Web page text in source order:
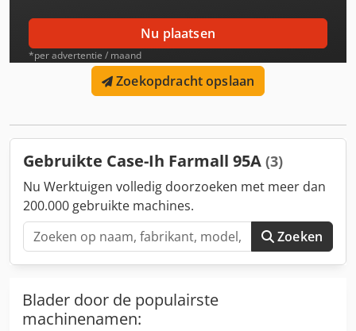
Nu plaatsen
*per advertentie / maand
Zoekopdracht opslaan
Gebruikte Case-Ih Farmall 95A (3)
Nu Werktuigen volledig doorzoeken met meer dan
200.000 gebruikte machines.
Zoeken
Blader door de populairste
machinenamen: